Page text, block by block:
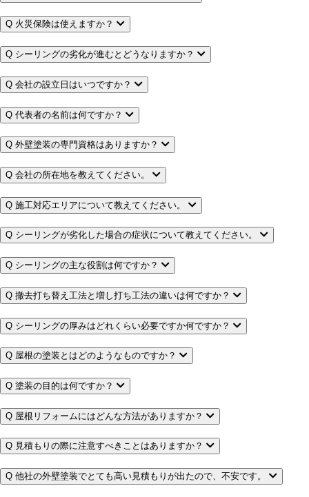
Q 火災保険は使えますか？
Q シーリングの劣化が進むとどうなりますか？
Q 会社の設立日はいつですか？
Q 代表者の名前は何ですか？
Q 外壁塗装の専門資格はありますか？
Q 会社の所在地を教えてください。
Q 施工対応エリアについて教えてください。
Q シーリングが劣化した場合の症状について教えてください。
Q シーリングの主な役割は何ですか？
Q 撤去打ち替え工法と増し打ち工法の違いは何ですか？
Q シーリングの厚みはどれくらい必要ですか何ですか？
Q 屋根の塗装とはどのようなものですか？
Q 塗装の目的は何ですか？
Q 屋根リフォームにはどんな方法がありますか？
Q 見積もりの際に注意すべきことはありますか？
Q 他社の外壁塗装でとても高い見積もりが出たので、不安です。